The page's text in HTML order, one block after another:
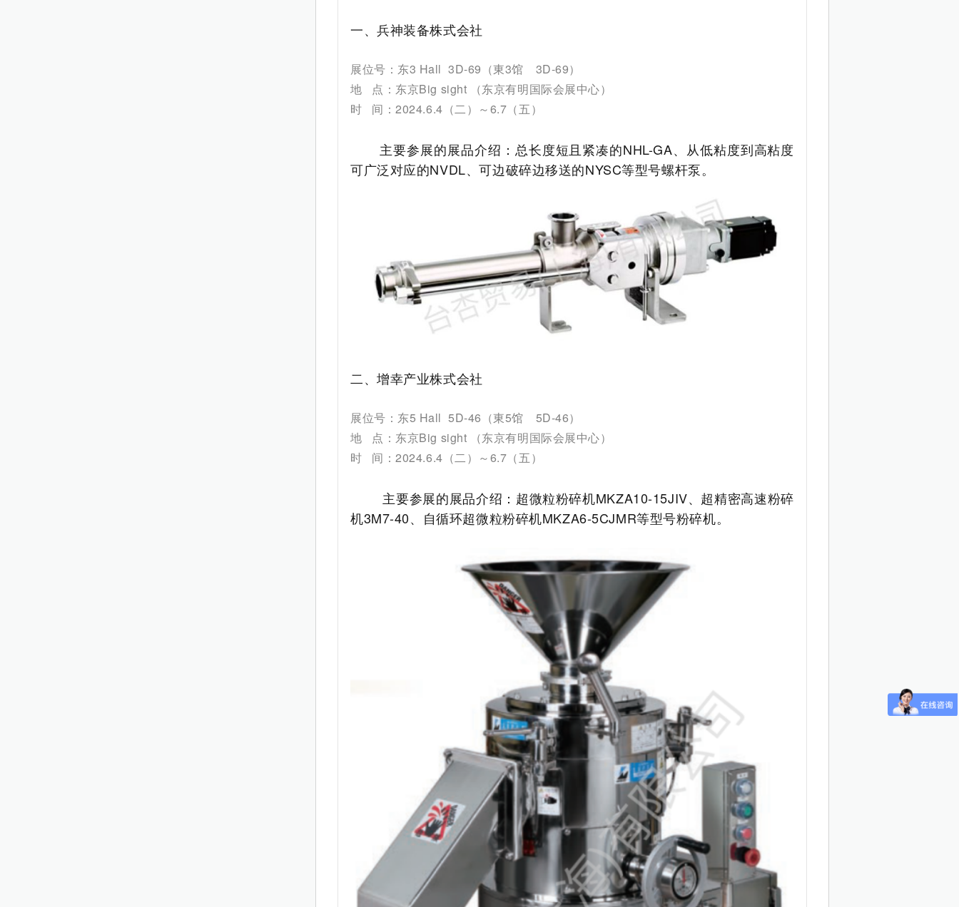
一、兵神装备株式会社
展位号：东3 Hall 3D-69（東3馆 3D-69）
地 点：东京Big sight （东京有明国际会展中心）
时 间：2024.6.4（二）～6.7（五）
主要参展的展品介绍：总长度短且紧凑的NHL-GA、从低粘度到高粘度
可广泛对应的NVDL、可边破碎边移送的NYSC等型号螺杆泵。
二、增幸产业株式会社
展位号：东5 Hall 5D-46（東5馆 5D-46）
地 点：东京Big sight （东京有明国际会展中心）
时 间：2024.6.4（二）～6.7（五）
主要参展的展品介绍：超微粒粉碎机MKZA10-15JIV、超精密高速粉碎
机3M7-40、自循环超微粒粉碎机MKZA6-5CJMR等型号粉碎机。